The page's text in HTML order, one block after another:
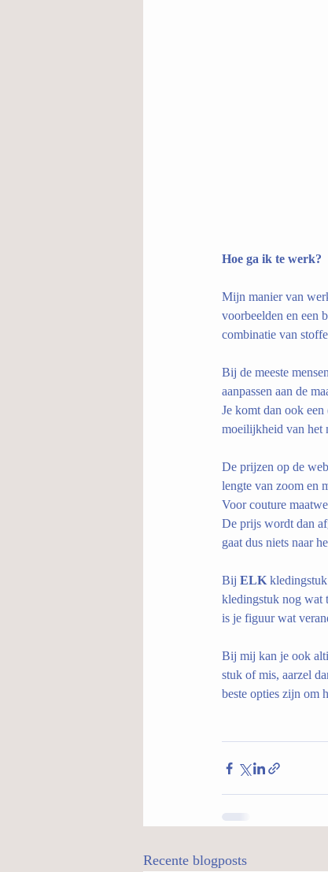
Hoe ga ik te werk?
Mijn manier van
voorbeelden en een
combinatie van
Bij de meeste
aanpassen aan de
Je komt dan ook
moeilijkheid van het
De prijzen op de
lengte van zoom en
Voor couture
De prijs wordt dan
gaat dus niets naar
Bij ELK
kledingstuk nog wat
is je figuur wat
Bij mij kan je ook
stuk of mis, aarzel
beste opties zijn om
Recente blogposts